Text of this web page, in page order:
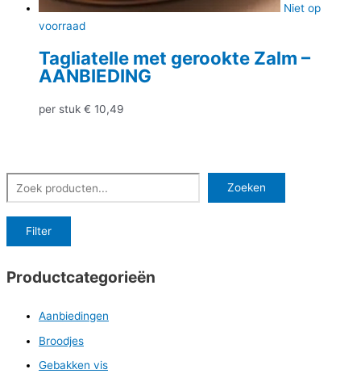
Zoeken Zoeken
Filter
Productcategorieën
Aanbiedingen
Broodjes
Gebakken vis
Niet op
voorraad
Tagliatelle met gerookte Zalm –
AANBIEDING
per stuk € 10,49